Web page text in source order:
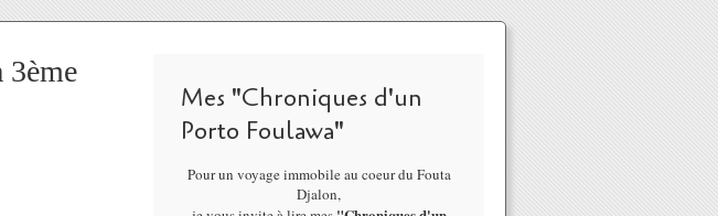
3ème
Mes "Chroniques d'un
Porto Foulawa"
Pour un voyage immobile au coeur du Fouta
Djalon,